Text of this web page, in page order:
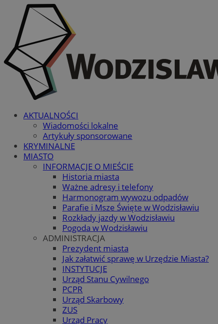
AKTUALNOŚCI
Wiadomości lokalne
Artykuły sponsorowane
KRYMINALNE
MIASTO
INFORMACJE O MIEŚCIE
Historia miasta
Ważne adresy i telefony
Harmonogram wywozu odpadów
Parafie i Msze Święte w Wodzisławiu
Rozkłady jazdy w Wodzisławiu
Pogoda w Wodzisławiu
ADMINISTRACJA
Prezydent miasta
Jak załatwić sprawę w Urzędzie Miasta?
INSTYTUCJE
Urząd Stanu Cywilnego
PCPR
Urząd Skarbowy
ZUS
Urząd Pracy